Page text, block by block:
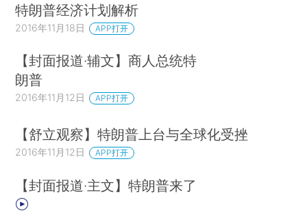
特朗普经济计划解析
2016年11月18日 APP打开
【封面报道·辅文】商人总统特
朗普
2016年11月12日 APP打开
【舒立观察】特朗普上台与全球化受挫
2016年11月12日 APP打开
【封面报道·主文】特朗普来了